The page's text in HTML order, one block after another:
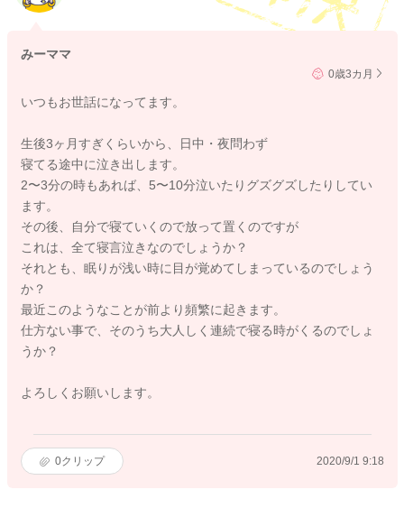
みーママ
0歳3カ月
いつもお世話になってます。
生後3ヶ月すぎくらいから、日中・夜問わず
寝てる途中に泣き出します。
2〜3分の時もあれば、5〜10分泣いたりグズグズしたりしてい
ます。
その後、自分で寝ていくので放って置くのですが
これは、全て寝言泣きなのでしょうか？
それとも、眠りが浅い時に目が覚めてしまっているのでしょう
か？
最近このようなことが前より頻繁に起きます。
仕方ない事で、そのうち大人しく連続で寝る時がくるのでしょ
うか？
よろしくお願いします。
0クリップ 2020/9/1 9:18